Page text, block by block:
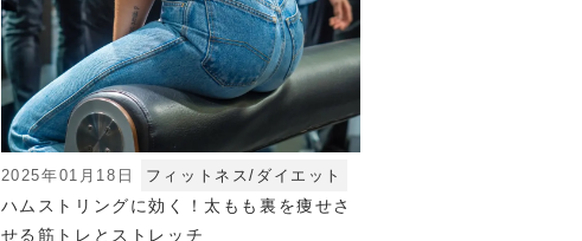
2025年01月18日 フィットネス/ダイエット
ハムストリングに効く！太もも裏を痩せさ
せる筋トレとストレッチ